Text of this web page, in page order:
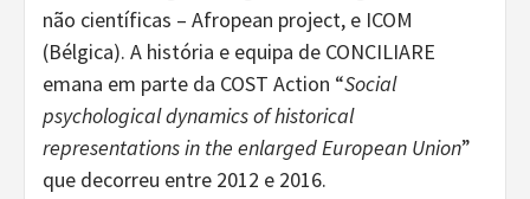
não científicas – Afropean project, e ICOM
(Bélgica). A história e equipa de CONCILIARE
emana em parte da COST Action “Social
psychological dynamics of historical
representations in the enlarged European Union”
que decorreu entre 2012 e 2016.